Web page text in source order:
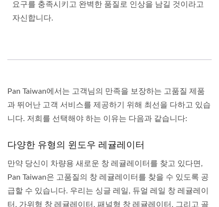
요구를 충족시키고 완벽한 품질로 인상을 남길 것이라고
자신합니다.
Pan Taiwan에서는 고객님의 만족을 보장하는 고품질 제품
과 뛰어난 고객 서비스를 제공하기 위해 최선을 다하고 있습
니다. 저희를 선택해야 하는 이유는 다음과 같습니다:
다양한 유형의 윈도우 레귤레이터
만약 당신이 차량용 새로운 창 레귤레이터를 찾고 있다면,
Pan Taiwan은 고품질의 창 레귤레이터를 찾을 수 있도록 공
급할 수 있습니다. 우리는 싱글 레일, 듀얼 레일 창 레귤레이
터, 가위형 창 레귤레이터, 패널형 창 레귤레이터, 그리고 골